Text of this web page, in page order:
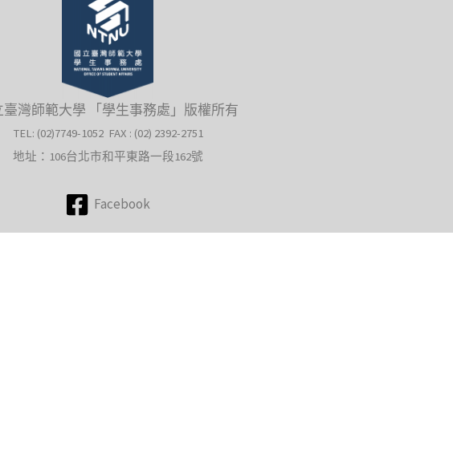
臺灣師範大學 「學生事務處」版權所有
TEL: (02)7749-1052 FAX : (02) 2392-2751
地址：106台北市和平東路一段162號
Facebook